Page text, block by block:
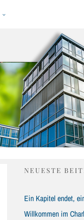
NEUESTE
Ein Kapitel endet,
Willkommen im